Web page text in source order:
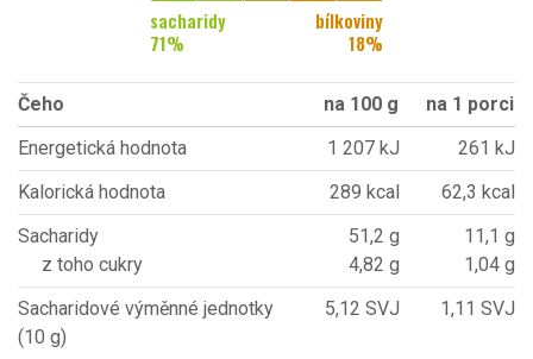
sacharidy
71%
bílkoviny
18%
Čeho na 100 g
na 1 porci
Energetická hodnota
1 207 kJ
261 kJ
Kalorická hodnota
289 kcal
62,3 kcal
Sacharidy
z toho cukry
51,2 g
4,82 g
11,1 g
1,04 g
Sacharidové výměnné jednotky
(10 g)
5,12 SVJ 1,11 SVJ